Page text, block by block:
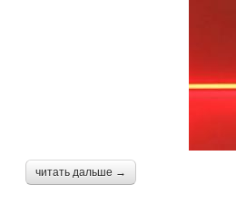
читать дальше →